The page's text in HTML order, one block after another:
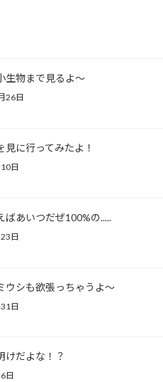
生物まで見るよ～
26日
見に行ってみたよ！
日
ばあいつだぜ100%の.....
日
ウシも欲張っちゃうよ～
日
けだよな！？
日